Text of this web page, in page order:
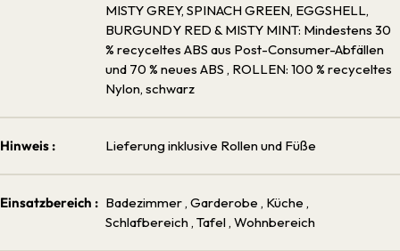
MISTY GREY, SPINACH GREEN, EGGSHELL,
BURGUNDY RED & MISTY MINT: Mindestens 30
% recyceltes ABS aus Post-Consumer-Abfällen
und 70 % neues ABS , ROLLEN: 100 % recyceltes
Nylon, schwarz
Hinweis : Lieferung inklusive Rollen und Füße
Einsatzbereich : Badezimmer , Garderobe , Küche ,
Schlafbereich , Tafel , Wohnbereich